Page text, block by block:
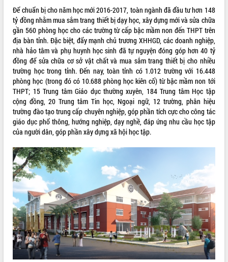
LIÊN KẾT WEB
THỐNG KÊ TRUY CẬP
Hôm nay:
26413
Tất cả: 66112081
Để chuẩn bị cho năm học mới 2016-2017, toàn ngành đã đầu tư hơn 148
tỷ đồng nhằm mua sắm trang thiết bị dạy học, xây dựng mới và sửa chữa
gần 560 phòng học cho các trường từ cấp bậc mầm non đến THPT trên
địa bàn tỉnh. Đặc biệt, đẩy mạnh chủ trương XHHGD, các doanh nghiệp,
nhà hảo tâm và phụ huynh học sinh đã tự nguyện đóng góp hơn 40 tỷ
đồng để sửa chữa cơ sở vật chất và mua sắm trang thiết bị cho nhiều
trường học trong tỉnh. Đến nay, toàn tỉnh có 1.012 trường với 16.448
phòng học (trong đó có 10.688 phòng học kiên cố) từ bậc mầm non tới
THPT; 15 Trung tâm Giáo dục thường xuyên, 184 Trung tâm Học tập
cộng đồng, 20 Trung tâm Tin học, Ngoại ngữ, 12 trường, phân hiệu
trường đào tạo trung cấp chuyên nghiệp, góp phần tích cực cho công tác
giáo dục phổ thông, hướng nghiệp, dạy nghề, đáp ứng nhu cầu học tập
của người dân, góp phần xây dựng xã hội học tập.